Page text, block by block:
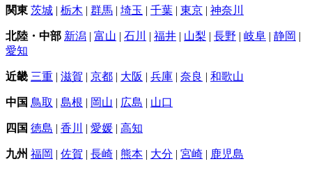
関東 茨城 | 栃木 | 群馬 | 埼玉 | 千葉 | 東京 | 神奈川
北陸・中部 新潟 | 富山 | 石川 | 福井 | 山梨 | 長野 | 岐阜 | 静岡 |
愛知
近畿 三重 | 滋賀 | 京都 | 大阪 | 兵庫 | 奈良 | 和歌山
中国 鳥取 | 島根 | 岡山 | 広島 | 山口
四国 徳島 | 香川 | 愛媛 | 高知
九州 福岡 | 佐賀 | 長崎 | 熊本 | 大分 | 宮崎 | 鹿児島